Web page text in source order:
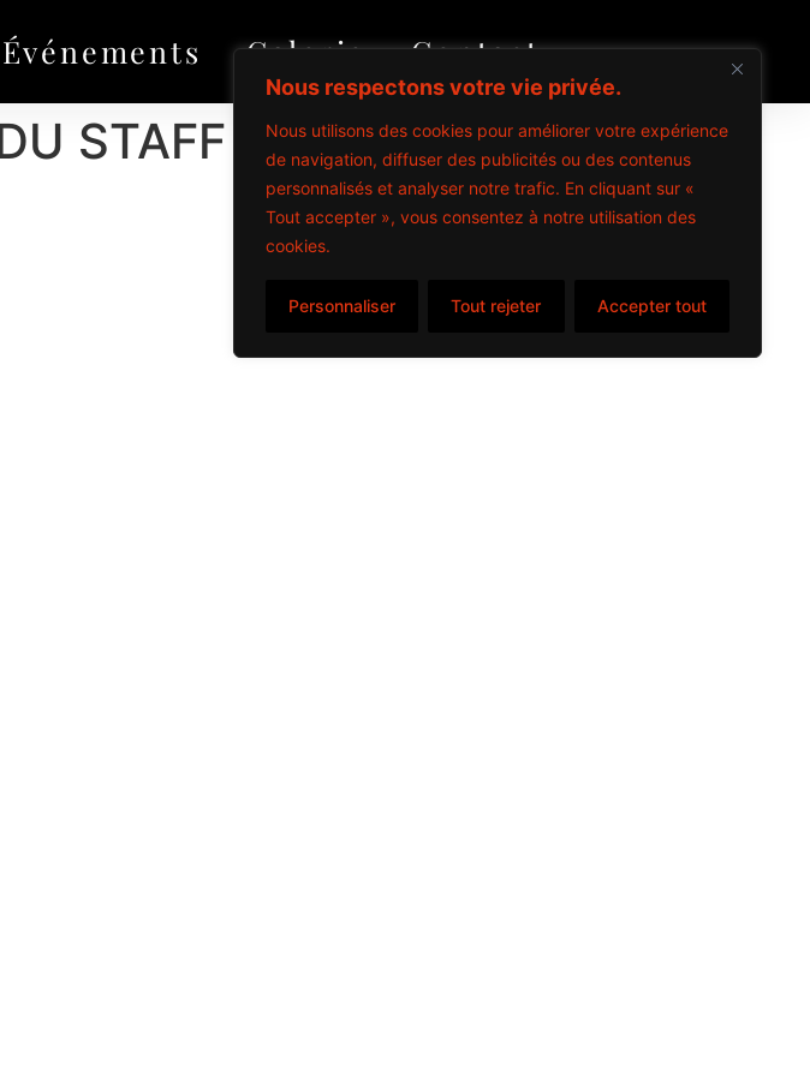
Nous respectons votre vie privée.
Nous utilisons des cookies pour améliorer votre expérience
de navigation, diffuser des publicités ou des contenus
personnalisés et analyser notre trafic. En cliquant sur «
Tout accepter », vous consentez à notre utilisation des
cookies.
Personnaliser Tout rejeter Accepter tout
Événements Galerie Contact
STAFF​
Propulsé par Miitems